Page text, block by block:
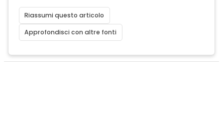
Riassumi questo articolo
Approfondisci con altre fonti